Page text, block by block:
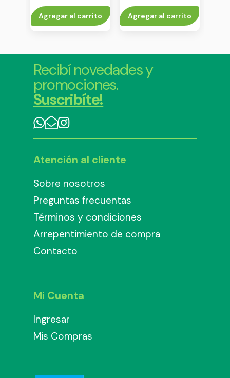
Agregar al carrito Agregar al carrito
Recibí novedades y
promociones.
Suscribíte!
Atención al cliente
Sobre nosotros
Preguntas frecuentas
Términos y condiciones
Arrepentimiento de compra
Contacto
Mi Cuenta
Ingresar
Mis Compras